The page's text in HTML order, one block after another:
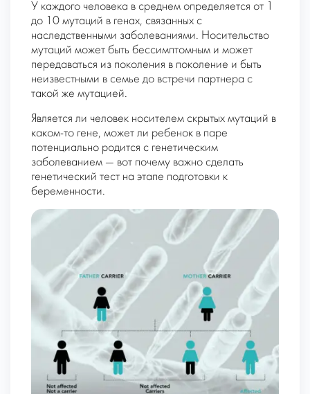
У каждого человека в среднем определяется от 1
до 10 мутаций в генах, связанных с
наследственными заболеваниями. Носительство
мутаций может быть бессимптомным и может
передаваться из поколения в поколение и быть
неизвестными в семье до встречи партнера с
такой же мутацией.
Является ли человек носителем скрытых мутаций в
каком-то гене, может ли ребенок в паре
потенциально родится с генетическим
заболеванием — вот почему важно сделать
генетический тест на этапе подготовки к
беременности.